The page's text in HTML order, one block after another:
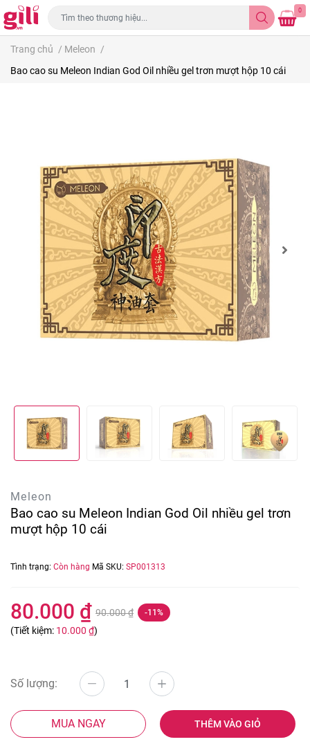
0
Trang chủ / Meleon /
Bao cao su Meleon Indian God Oil nhiều gel trơn mượt hộp 10 cái
Meleon
Bao cao su Meleon Indian God Oil nhiều gel trơn
mượt hộp 10 cái
Tình trạng: Còn hàng Mã SKU: SP001313
80.000 ₫ 90.000 ₫ -11%
(Tiết kiệm: 10.000 ₫)
Số lượng:
MUA NGAY THÊM VÀO GIỎ